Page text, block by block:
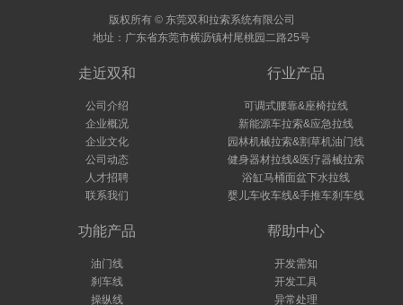
版权所有 © 东莞双和拉索系统有限公司
地址：广东省东莞市横沥镇村尾桃园二路25号
走近双和
公司介绍
企业概况
企业文化
公司动态
人才招聘
联系我们
行业产品
可调式腰靠&座椅拉线
新能源车拉索&应急拉线
园林机械拉索&割草机油门线
健身器材拉线&医疗器械拉索
浴缸马桶面盆下水拉线
婴儿车收车线&手推车刹车线
功能产品
油门线
刹车线
操纵线
帮助中心
开发需知
开发工具
异常处理